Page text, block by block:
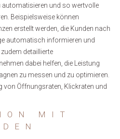
automatisieren und so wertvolle
Beispielsweise können
erstellt werden, die Kunden nach
automatisch informieren und
detaillierte
dabei helfen, die Leistung
zu messen und zu optimieren.
von Öffnungsraten, Klickraten und
MIT